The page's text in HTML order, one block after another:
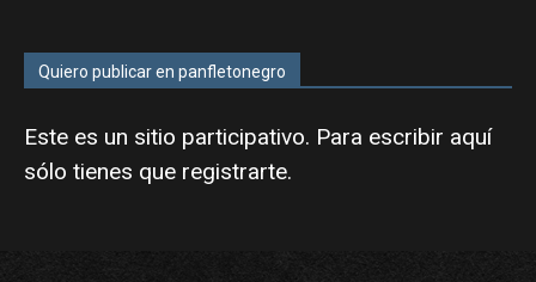
Quiero publicar en panfletonegro
Este es un sitio participativo. Para escribir aquí
sólo tienes que registrarte.